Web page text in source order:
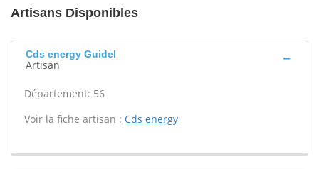
Artisans Disponibles
Cds energy Guidel
Artisan
Département: 56
Voir la fiche artisan : Cds energy